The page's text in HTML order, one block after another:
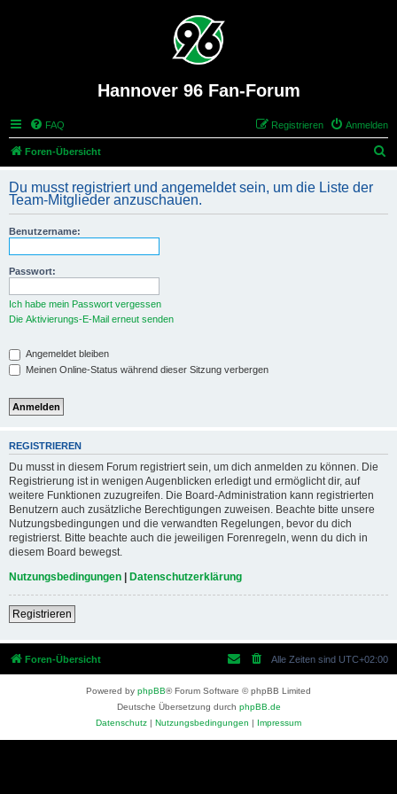
Hannover 96 Fan-Forum
FAQ Anmelden
Registrieren
Foren-Übersicht
h
Du musst registriert und angemeldet sein, um die Liste der
Team-Mitglieder anzuschauen.
Benutzername:
Passwort:
Ich habe mein Passwort vergessen
Die Aktivierungs-E-Mail erneut senden
Angemeldet bleiben
Meinen Online-Status während dieser Sitzung verbergen
REGISTRIEREN
Du musst in diesem Forum registriert sein, um dich anmelden zu können. Die
Registrierung ist in wenigen Augenblicken erledigt und ermöglicht dir, auf
weitere Funktionen zuzugreifen. Die Board-Administration kann registrierten
Benutzern auch zusätzliche Berechtigungen zuweisen. Beachte bitte unsere
Nutzungsbedingungen und die verwandten Regelungen, bevor du dich
registrierst. Bitte beachte auch die jeweiligen Forenregeln, wenn du dich in
diesem Board bewegst.
Nutzungsbedingungen | Datenschutzerklärung
Registrieren
Foren-Übersicht Alle Zeiten sind UTC+02:00
Powered by phpBB® Forum Software © phpBB Limited
Deutsche Übersetzung durch phpBB.de
Datenschutz | Nutzungsbedingungen | Impressum